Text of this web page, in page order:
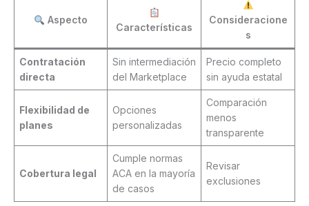
Aspecto
Características
Consideracione
s
Contratación
directa
Sin intermediación
del Marketplace
Precio completo
sin ayuda estatal
Flexibilidad de
planes
Opciones
personalizadas
Comparación
menos
transparente
Cobertura legal
Cumple normas
ACA en la mayoría
de casos
Revisar
exclusiones